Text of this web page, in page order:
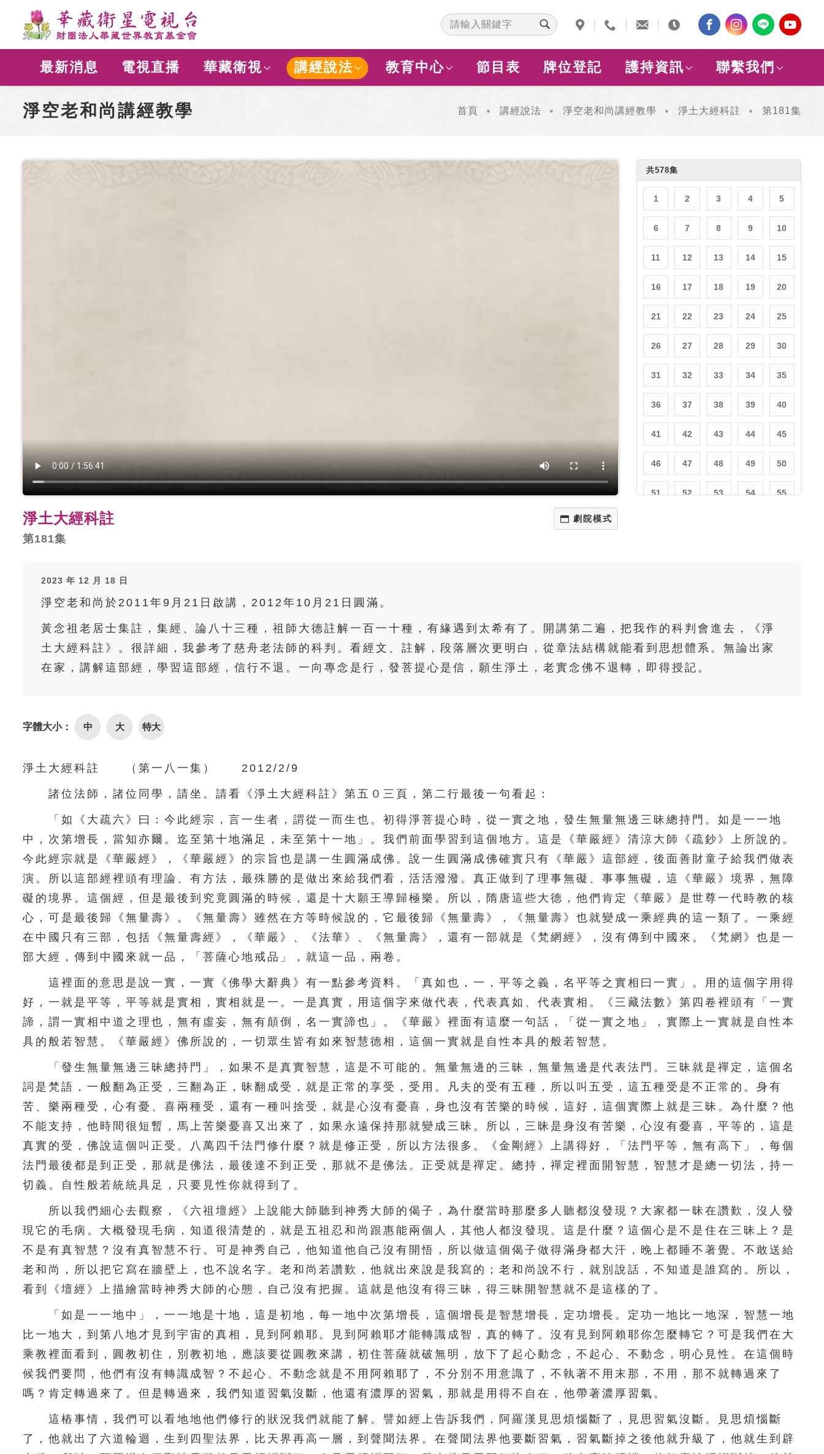
最新消息 電視直播 華藏衛視 講經說法 教育中心 節目表 牌位登記 護持資訊 聯繫我們
淨空老和尚講經教學 首頁 講經說法 淨空老和尚講經教學 淨土大經科註 第181集
淨土大經科註
第181集
共578集
1 2 3 4 5
6 7 8 9 10
11 12 13 14 15
16 17 18 19 20
21 22 23 24 25
26 27 28 29 30
31 32 33 34 35
36 37 38 39 40
41 42 43 44 45
46 47 48 49 50
51 52 53 54 55
81 82
106 107 108 109 110
111 112 113 114 115
116 117 118 119 120
121 122 123 124 125
126 127 128 129 130
141 142 143 144 145
151 152 153 155
156 157 158 159 160
161 162 163 165
166 167 168 169 170
176 177 178 179 180
181 182 183 184 185
186
191 192 193 194 195
201 202 203 204 205
211 212 213 214 215
2023 年 12 月 18 日
淨空老和尚於2011年9月21日啟講，2012年10月21日圓滿。
黃念祖老居士集註，集經、論八十三種，祖師大德註解一百一十種，有緣遇到太希有了。開講第二遍，把我作的科判會進去，《淨
土大經科註》。很詳細，我參考了慈舟老法師的科判。看經文、註解，段落層次更明白，從章法結構就能看到思想體系。無論出家
在家，講解這部經，學習這部經，信行不退。一向專念是行，發菩提心是信，願生淨土，老實念佛不退轉，即得授記。
字體大小： 中 大 特大
淨土大經科註 （第一八一集） 2012/2/9
諸位法師，諸位同學，請坐。請看《淨土大經科註》第五０三頁，第二行最後一句看起：
「如《大疏六》曰：今此經宗，言一生者，謂從一而生也。初得淨菩提心時，從一實之地，發生無量無邊三昧總持門。如是一一地
中，次第增長，當知亦爾。迄至第十地滿足，未至第十一地」。我們前面學習到這個地方。這是《華嚴經》清涼大師《疏鈔》上所說的。
今此經宗就是《華嚴經》，《華嚴經》的宗旨也是講一生圓滿成佛。說一生圓滿成佛確實只有《華嚴》這部經，後面善財童子給我們做表
演。所以這部經裡頭有理論、有方法，最殊勝的是做出來給我們看，活活潑潑。真正做到了理事無礙、事事無礙，這《華嚴》境界，無障
礙的境界。這個經，但是最後到究竟圓滿的時候，還是十大願王導歸極樂。所以，隋唐這些大德，他們肯定《華嚴》是世尊一代時教的核
心，可是最後歸《無量壽》。《無量壽》雖然在方等時候說的，它最後歸《無量壽》，《無量壽》也就變成一乘經典的這一類了。一乘經
在中國只有三部，包括《無量壽經》，《華嚴》、《法華》、《無量壽》，還有一部就是《梵網經》，沒有傳到中國來。《梵網》也是一
部大經，傳到中國來就一品，「菩薩心地戒品」，就這一品，兩卷。
這裡面的意思是說一實，一實《佛學大辭典》有一點參考資料。「真如也，一，平等之義，名平等之實相曰一實」。用的這個字用得
好，一就是平等，平等就是實相，實相就是一。一是真實，用這個字來做代表，代表真如、代表實相。《三藏法數》第四卷裡頭有「一實
諦，謂一實相中道之理也，無有虛妄，無有顛倒，名一實諦也」。《華嚴》裡面有這麼一句話，「從一實之地」，實際上一實就是自性本
具的般若智慧。《華嚴經》佛所說的，一切眾生皆有如來智慧德相，這個一實就是自性本具的般若智慧。
「發生無量無邊三昧總持門」，如果不是真實智慧，這是不可能的。無量無邊的三昧，無量無邊是代表法門。三昧就是禪定，這個名
詞是梵語，一般翻為正受，三翻為正，昧翻成受，就是正常的享受，受用。凡夫的受有五種，所以叫五受，這五種受是不正常的。身有
苦、樂兩種受，心有憂、喜兩種受，還有一種叫捨受，就是心沒有憂喜，身也沒有苦樂的時候，這好，這個實際上就是三昧。為什麼？他
不能支持，他時間很短暫，馬上苦樂憂喜又出來了，如果永遠保持那就變成三昧。所以，三昧是身沒有苦樂，心沒有憂喜，平等的，這是
真實的受，佛說這個叫正受。八萬四千法門修什麼？就是修正受，所以方法很多。《金剛經》上講得好，「法門平等，無有高下」，每個
法門最後都是到正受，那就是佛法，最後達不到正受，那就不是佛法。正受就是禪定。總持，禪定裡面開智慧，智慧才是總一切法，持一
切義。自性般若統統具足，只要見性你就得到了。
所以我們細心去觀察，《六祖壇經》上說能大師聽到神秀大師的偈子，為什麼當時那麼多人聽都沒發現？大家都一昧在讚歎，沒人發
現它的毛病。大概發現毛病，知道很清楚的，就是五祖忍和尚跟惠能兩個人，其他人都沒發現。這是什麼？這個心是不是住在三昧上？是
不是有真智慧？沒有真智慧不行。可是神秀自己，他知道他自己沒有開悟，所以做這個偈子做得滿身都大汗，晚上都睡不著覺。不敢送給
老和尚，所以把它寫在牆壁上，也不說名字。老和尚若讚歎，他就出來說是我寫的；老和尚說不行，就別說話，不知道是誰寫的。所以，
看到《壇經》上描繪當時神秀大師的心態，自己沒有把握。這就是他沒有得三昧，得三昧開智慧就不是這樣的了。
「如是一一地中」，一一地是十地，這是初地，每一地中次第增長，這個增長是智慧增長，定功增長。定功一地比一地深，智慧一地
比一地大，到第八地才見到宇宙的真相，見到阿賴耶。見到阿賴耶才能轉識成智，真的轉了。沒有見到阿賴耶你怎麼轉它？可是我們在大
乘教裡面看到，圓教初住，別教初地，應該要從圓教來講，初住菩薩就破無明，放下了起心動念，不起心、不動念，明心見性。在這個時
候我們要問，他們有沒有轉識成智？不起心、不動念就是不用阿賴耶了，不分別不用意識了，不執著不用末那，不用，那不就轉過來了
嗎？肯定轉過來了。但是轉過來，我們知道習氣沒斷，他還有濃厚的習氣，那就是用得不自在，他帶著濃厚習氣。
這樁事情，我們可以看地地他們修行的狀況我們就能了解。譬如經上告訴我們，阿羅漢見思煩惱斷了，見思習氣沒斷。見思煩惱斷
了，他就出了六道輪迴，生到四聖法界，比天界再高一層，到聲聞法界。在聲聞法界他要斷習氣，習氣斷掉之後他就升級了，他就生到辟